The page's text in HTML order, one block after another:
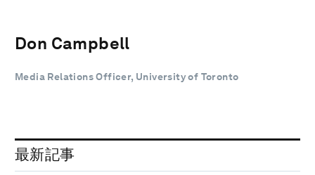
Don Campbell
Media Relations Officer, University of Toronto
最新記事